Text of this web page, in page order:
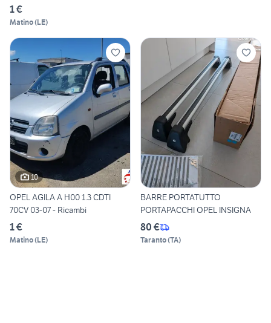
1 €
Matino(LE)
10
OPEL AGILA A H00 1.3 CDTI
70CV 03-07 - Ricambi
1 €
Matino(LE)
BARRE PORTATUTTO
PORTAPACCHI OPEL INSIGNA
80 €
Taranto(TA)